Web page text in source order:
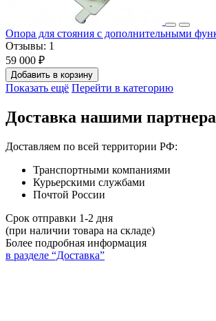
Опора для стояния с дополнительными
Отзывы: 1
59 000 ₽
Добавить в корзину
Показать ещё Перейти в категорию
Доставка нашими
Доставляем по всей территории РФ:
Транспортными компаниями
Курьерскими службами
Почтой России
Срок отправки 1-2 дня
(при наличии товара на складе)
Более подробная информация
в разделе “Доставка”